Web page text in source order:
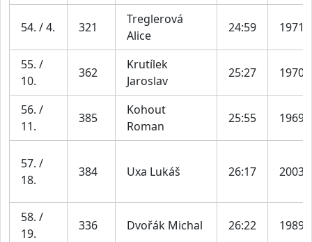
54. / 4. 321
Treglerová
Alice
24:59 1971
55. /
10.
362
Krutílek
Jaroslav
25:27 1970
56. /
11.
385
Kohout
Roman
25:55 1969
57. /
18.
384 Uxa Lukáš 26:17 2003
58. /
19.
336 Dvořák Michal 26:22 1989